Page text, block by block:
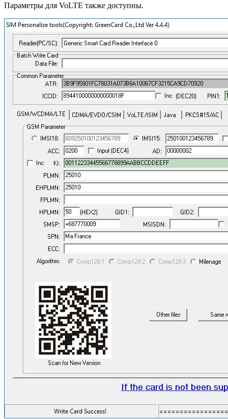
Параметры для VoLTE также доступны.